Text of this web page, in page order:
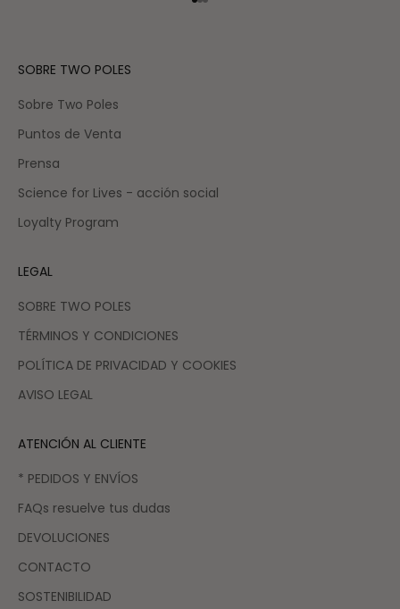
Ir al artículo 1
Ir al artículo 2
Ir al artículo 3
SOBRE TWO POLES
Sobre Two Poles
Puntos de Venta
Prensa
Science for Lives - acción social
Loyalty Program
LEGAL
SOBRE TWO POLES
TÉRMINOS Y CONDICIONES
POLÍTICA DE PRIVACIDAD Y COOKIES
AVISO LEGAL
ATENCIÓN AL CLIENTE
* PEDIDOS Y ENVÍOS
FAQs resuelve tus dudas
DEVOLUCIONES
CONTACTO
SOSTENIBILIDAD